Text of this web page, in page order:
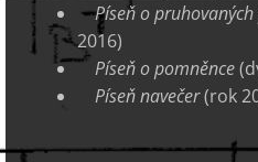
Píseň o
2016)
Píseň o pomněnce
Píseň navečer(rok